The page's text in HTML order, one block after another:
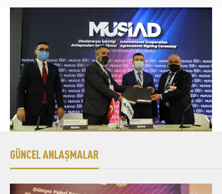
İletişim Hakkımızda Galeri
GÜNCEL ANLAŞMALAR